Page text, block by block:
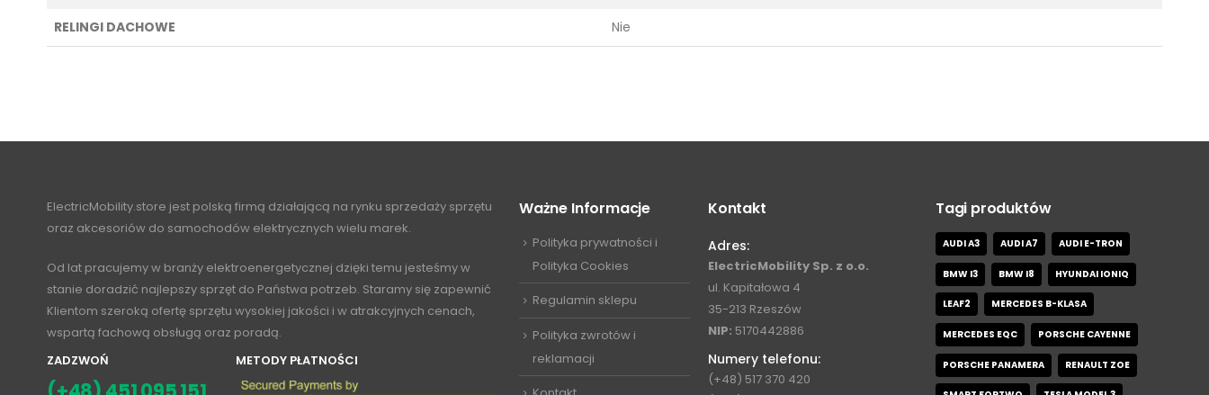
RELINGI DACHOWE Nie
ElectricMobility.store jest polską firmą działającą na rynku sprzedaży sprzętu
oraz akcesoriów do samochodów elektrycznych wielu marek.
Od lat pracujemy w branży elektroenergetycznej dzięki temu jesteśmy w
stanie doradzić najlepszy sprzęt do Państwa potrzeb. Staramy się zapewnić
Klientom szeroką ofertę sprzętu wysokiej jakości i w atrakcyjnych cenach,
wspartą fachową obsługą oraz poradą.
ZADZWOŃ
METODY PŁATNOŚCI
Ważne Informacje
Polityka prywatności i
Polityka Cookies
Regulamin sklepu
Polityka zwrotów i
reklamacji
Kontakt
Adres:
ElectricMobility Sp. z o.o.
ul. Kapitałowa 4
35-213 Rzeszów
NIP: 5170442886
Numery telefonu:
(+48) 517 370 420
Tagi produktów
AUDI A3 AUDI A7 AUDI E-TRON
BMW I3 BMW I8 HYUNDAI IONIQ
LEAF2 MERCEDES B-KLASA
MERCEDES EQC PORSCHE CAYENNE
PORSCHE PANAMERA RENAULT ZOE